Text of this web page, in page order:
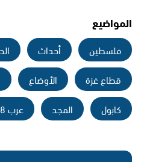
المواضيع
فلسطين أحداث
قطاع غزة
الأوضاع
كابول
المجد عرب 48